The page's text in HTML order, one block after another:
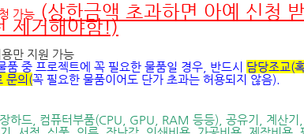
가능 (상한금액 초과하면 아예 신청
제거해야함!)
만 지원 가능
품 중 프로젝트에 꼭 필요한 물품일 경우 반드시 담당조교(
문의 (꼭 필요한 물품이어도 단가 초과는 허용되지 않음).
하드 컴퓨터부품(CPU, GPU, RAM 등등), 공유기 계산기